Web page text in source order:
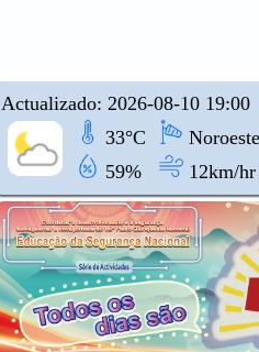
Actualizado: 2026-08-10 19:00
33°C
Noroeste
59%
12km/hr